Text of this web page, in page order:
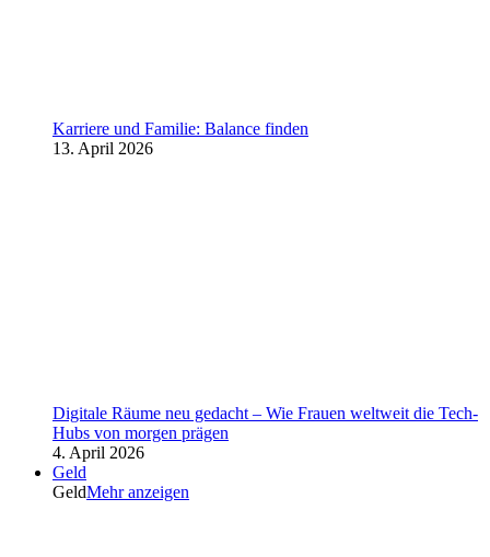
Karriere und Familie: Balance finden
13. April 2026
Digitale Räume neu gedacht – Wie Frauen weltweit die Tech-
Hubs von morgen prägen
4. April 2026
Geld
GeldMehr anzeigen